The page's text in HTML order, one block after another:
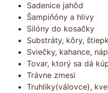
Sadenice jahôd
Šampiňóny a hlivy
Silóny do kosačky
Substráty, kôry,
Sviečky, kahance,
Tovar, ktorý sa dá
Trávne zmesi
Truhlíky(válovce),